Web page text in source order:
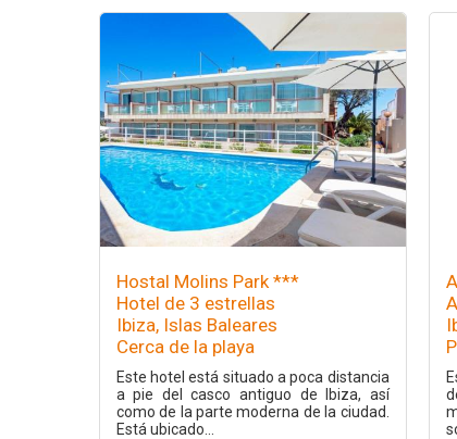
Hostal Molins Park ***
Hotel de 3 estrellas
Ibiza, Islas Baleares
Cerca de la playa
Este hotel está situado a poca distancia
a pie del casco antiguo de Ibiza, así
como de la parte moderna de la ciudad.
Está ubicado...